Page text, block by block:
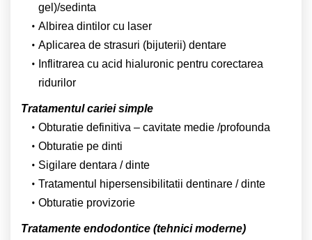
gel)/sedinta
Albirea dintilor cu laser
Aplicarea de strasuri (bijuterii) dentare
Inflitrarea cu acid hialuronic pentru corectarea
ridurilor
Tratamentul cariei simple
Obturatie definitiva – cavitate medie /profounda
Obturatie pe dinti
Sigilare dentara / dinte
Tratamentul hipersensibilitatii dentinare / dinte
Obturatie provizorie
Tratamente endodontice (tehnici moderne)